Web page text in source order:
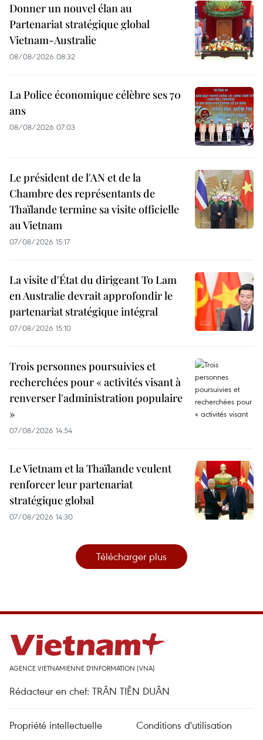
Donner un nouvel élan au
Partenariat stratégique global
Vietnam-Australie
08/08/2026 08:32
La Police économique célèbre ses 70
ans
08/08/2026 07:03
Le président de l'AN et de la
Chambre des représentants de
Thaïlande termine sa visite officielle
au Vietnam
07/08/2026 15:17
La visite d'État du dirigeant To Lam
en Australie devrait approfondir le
partenariat stratégique intégral
07/08/2026 15:10
Trois personnes poursuivies et
recherchées pour « activités visant à
renverser l'administration populaire
»
07/08/2026 14:54
Le Vietnam et la Thaïlande veulent
renforcer leur partenariat
stratégique global
07/08/2026 14:30
Télécharger plus
AGENCE VIETNAMIENNE D'INFORMATION (VNA)
Rédacteur en chef: TRÂN TIÊN DUÂN
Propriété intellectuelle
Conditions d'utilisation